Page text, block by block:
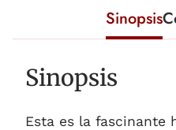
Sinopsis
Sinopsis
Esta es la fascinante